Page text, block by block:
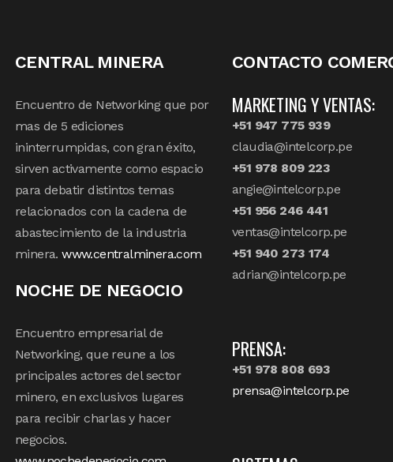
CENTRAL MINERA
Encuentro de Networking que por
mas de 5 ediciones
ininterrumpidas, con gran éxito,
sirven activamente como espacio
para debatir distintos temas
relacionados con la cadena de
abastecimiento de la industria
minera.www.centralminera.com
NOCHE DE NEGOCIO
Encuentro empresarial de
Networking, que reune a los
principales actores del sector
minero, en exclusivos lugares
para recibir charlas y hacer
negocios.
CONTACTO
MARKETING Y VENTAS:
+51 947 775 939
claudia@intelcorp.pe
+51 978 809 223
angie@intelcorp.pe
+51 956 246 441
ventas@intelcorp.pe
+51 940 273 174
adrian@intelcorp.pe
PRENSA:
+51 978 808 693
prensa@intelcorp.pe